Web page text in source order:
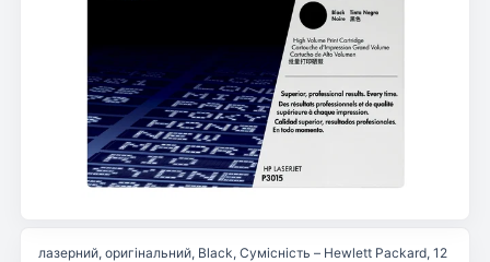
лазерний, оригінальний, Black, Сумісність – Hewlett Packard, 12